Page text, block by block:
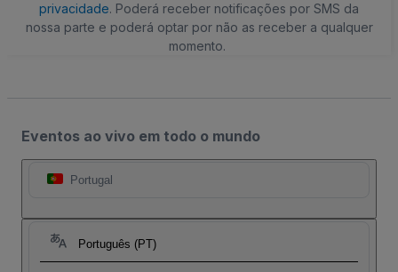
privacidade. Poderá receber notificações por SMS da
nossa parte e poderá optar por não as receber a qualquer
momento.
Eventos ao vivo em todo o mundo
Portugal
Português (PT)